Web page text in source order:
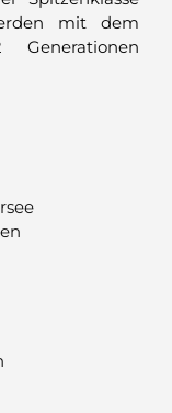
mit dem